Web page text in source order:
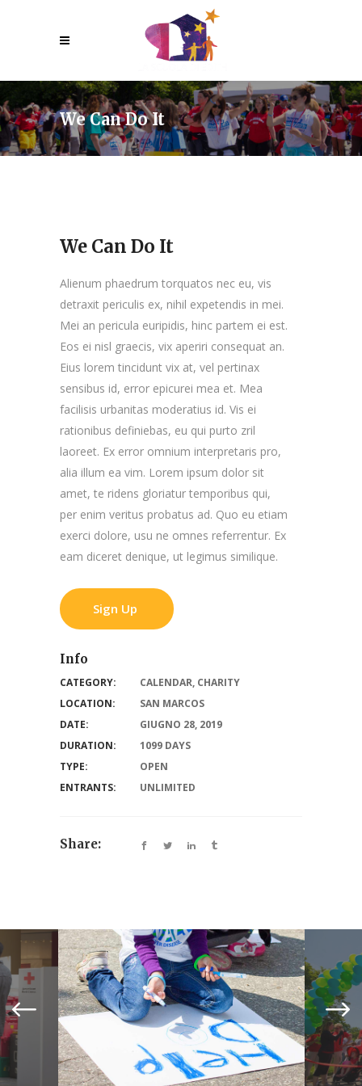
We Can Do It
We Can Do It
Alienum phaedrum torquatos nec eu, vis
detraxit periculis ex, nihil expetendis in mei.
Mei an pericula euripidis, hinc partem ei est.
Eos ei nisl graecis, vix aperiri consequat an.
Eius lorem tincidunt vix at, vel pertinax
sensibus id, error epicurei mea et. Mea
facilisis urbanitas moderatius id. Vis ei
rationibus definiebas, eu qui purto zril
laoreet. Ex error omnium interpretaris pro,
alia illum ea vim. Lorem ipsum dolor sit
amet, te ridens gloriatur temporibus qui,
per enim veritus probatus ad. Quo eu etiam
exerci dolore, usu ne omnes referrentur. Ex
eam diceret denique, ut legimus similique.
Sign Up
Info
CATEGORY: CALENDAR, CHARITY
LOCATION:
SAN MARCOS
DATE:
GIUGNO 28, 2019
DURATION:
1099 DAYS
TYPE:
OPEN
ENTRANTS:
UNLIMITED
Share: